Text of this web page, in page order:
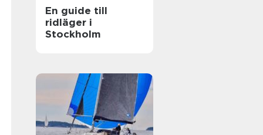
En guide till
ridläger i
Stockholm